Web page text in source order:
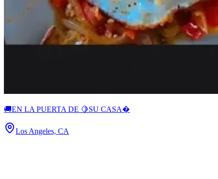
🚚EN LA PUERTA DE 🍋SU CASA�
Los Angeles, CA